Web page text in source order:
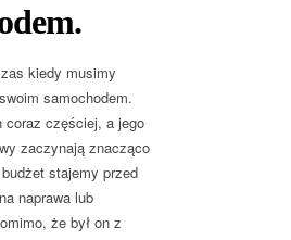
kiedy musimy
samochodem.
coraz częściej, a jego
zaczynają znacząco
stajemy przed
naprawa lub
że był on z